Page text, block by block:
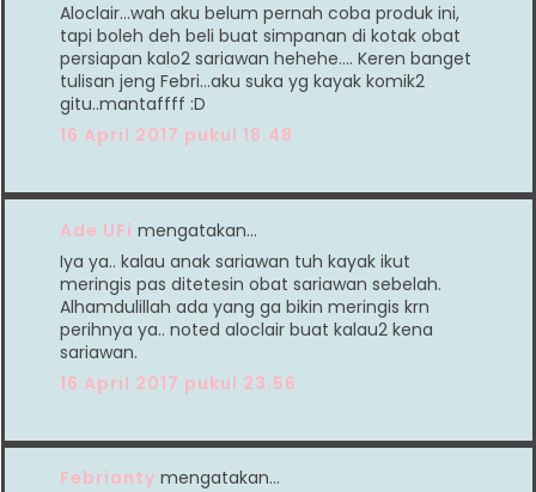
Aloclair...wah aku belum pernah coba produk ini,
tapi boleh deh beli buat simpanan di kotak obat
persiapan kalo2 sariawan hehehe.... Keren banget
tulisan jeng Febri...aku suka yg kayak komik2
gitu..mantaffff :D
16 April 2017 pukul 18.48
Ade UFi mengatakan…
Iya ya.. kalau anak sariawan tuh kayak ikut
meringis pas ditetesin obat sariawan sebelah.
Alhamdulillah ada yang ga bikin meringis krn
perihnya ya.. noted aloclair buat kalau2 kena
sariawan.
16 April 2017 pukul 23.56
Febrianty mengatakan…